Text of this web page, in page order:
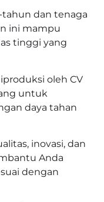
dan tenaga
ini mampu
tinggi yang
oleh CV
untuk
daya tahan
inovasi, dan
Anda
dengan